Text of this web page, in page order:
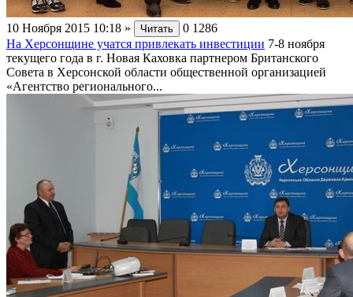
10 Ноября 2015 10:18 » Читать 0 1286
На Херсонщине учатся привлекать инвестиции 7-8 ноября
текущего года в г. Новая Каховка партнером Британского
Совета в Херсонской области общественной организацией
«Агентство регионального...